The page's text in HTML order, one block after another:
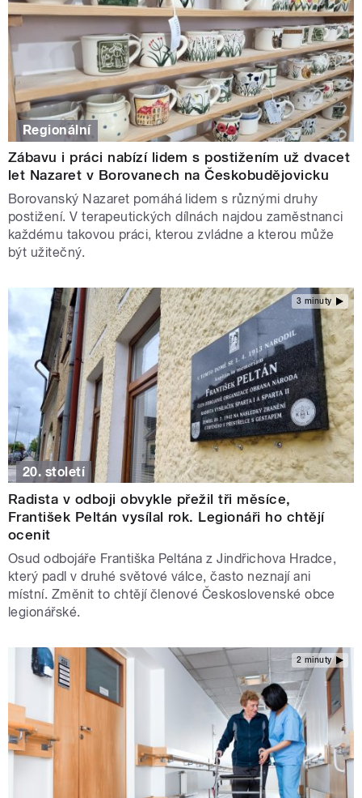
Regionální
Zábavu i práci nabízí lidem s postižením už dvacet
let Nazaret v Borovanech na Českobudějovicku
Borovanský Nazaret pomáhá lidem s různými druhy
postižení. V terapeutických dílnách najdou zaměstnanci
každému takovou práci, kterou zvládne a kterou může
být užitečný.
3 minuty
20. století
Radista v odboji obvykle přežil tři měsíce,
František Peltán vysílal rok. Legionáři ho chtějí
ocenit
Osud odbojáře Františka Peltána z Jindřichova Hradce,
který padl v druhé světové válce, často neznají ani
místní. Změnit to chtějí členové Československé obce
legionářské.
2 minuty